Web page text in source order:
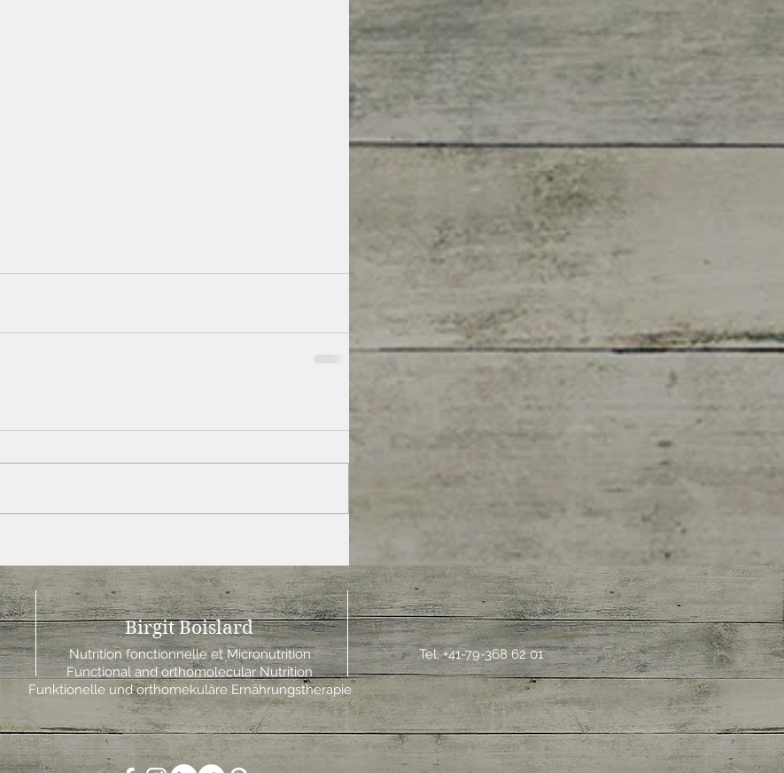
Birgit Boislard
Nutrition fonctionnelle et Micronutrition
Functional and orthomolecular Nutrition
Funktionelle und orthomekuläre Ernährungstherapie
Tel. +41-79-368 62 01